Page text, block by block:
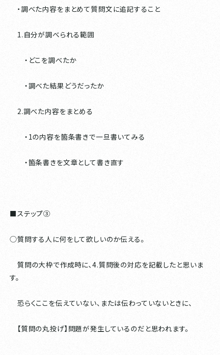
・調べた内容をまとめて質問文に追記すること
1.自分が調べられる範囲
・どこを調べたか
・調べた結果どうだったか
2.調べた内容をまとめる
・1の内容を箇条書きで一旦書いてみる
・箇条書きを文章として書き直す
■ステップ③
◯質問する人に何をして欲しいのか伝える。
質問の大枠で作成時に、4.質問後の対応を記載したと思いま
す。
恐らくここを伝えていない、または伝わっていないときに、
【質問の丸投げ】問題が発生しているのだと思われます。